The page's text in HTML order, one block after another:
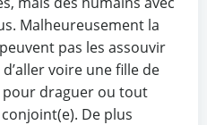
Malheureusement la
pas les assouvir
voire une fille de
draguer ou tout
De plus